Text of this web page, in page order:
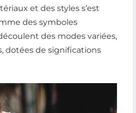
et des styles s’est
des symboles
des modes variées,
dotées de significations